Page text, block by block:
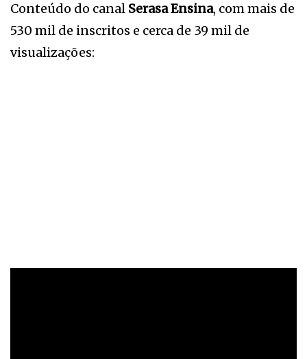
Conteúdo do canal Serasa Ensina, com mais de
530 mil de inscritos e cerca de 39 mil de
visualizações: